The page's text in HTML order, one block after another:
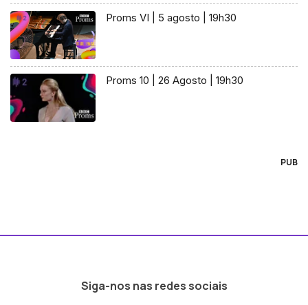
Proms VI | 5 agosto | 19h30
Proms 10 | 26 Agosto | 19h30
PUB
Siga-nos nas redes sociais